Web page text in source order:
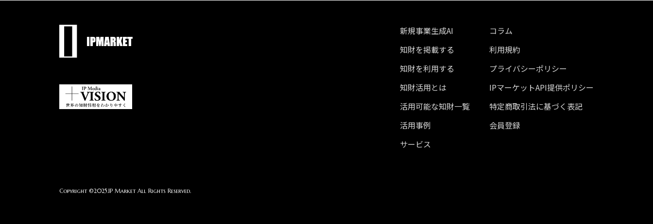
新規事業生成AI
知財を掲載する
知財を利用する
知財活用とは
活用可能な知財一覧
活用事例
サービス
コラム
利用規約
プライバシーポリシー
IPマーケットAPI提供ポリシー
特定商取引法に基づく表記
会員登録
Copyright ©2025.IP Market All Rights Reserved.